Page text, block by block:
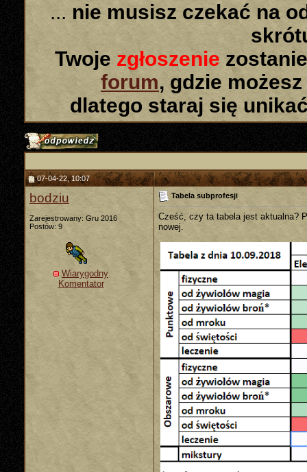
... nie musisz czekać na
Twoje zgłoszenie
forum, gdzie
dlatego staraj się
07-04-22, 10:07
bodziu
Zarejestrowany: Gru 2016
Postów: 9
Wiarygodny
Komentator
Tabela subprofesji
Cześć, czy ta tabela jest aktualna?
nowej.